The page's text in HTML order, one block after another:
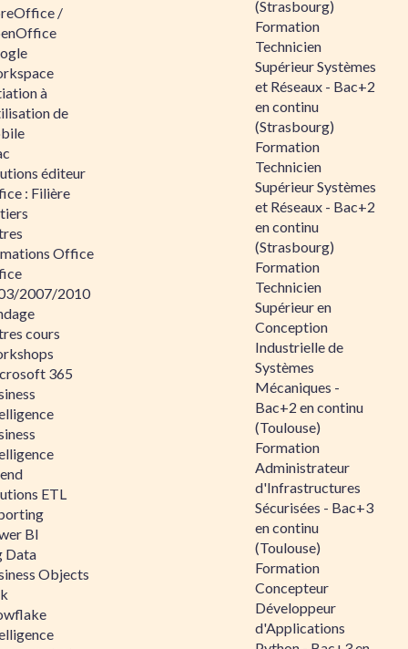
/
à
de
éditeur
: Filière
Office
2007/2010
cours
365
ETL
BI
Data
Objects
(Strasbourg)
Formation
Technicien
Supérieur Systèmes
et Réseaux - Bac+2
en continu
(Strasbourg)
Formation
Technicien
Supérieur Systèmes
et Réseaux - Bac+2
en continu
(Strasbourg)
Formation
Technicien
Supérieur en
Conception
Industrielle de
Systèmes
Mécaniques -
Bac+2 en continu
(Toulouse)
Formation
Administrateur
d'Infrastructures
Sécurisées - Bac+3
en continu
(Toulouse)
Formation
Concepteur
Développeur
d'Applications